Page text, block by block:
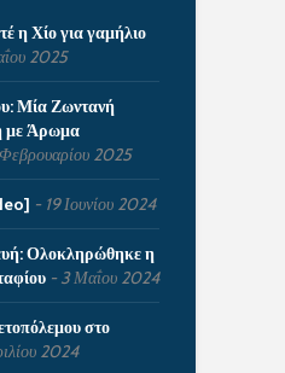
η Χίο για γαμήλιο
2025
Μία Ζωντανή
με Άρωμα
2025
19 Ιουνίου 2024
Ολοκληρώθηκε η
3 Μαΐου 2024
στο
2024